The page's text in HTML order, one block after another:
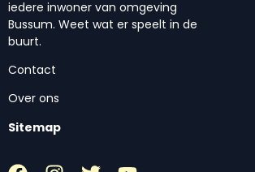
iedere inwoner van omgeving
Bussum. Weet wat er speelt in de
buurt.
Contact
Over ons
Sitemap